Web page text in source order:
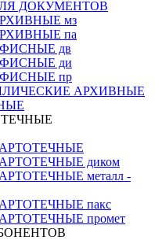
ДОКУМЕНТОВ
мз
па
дв
ди
пр
АРХИВНЫЕ
диком
металл -
пакс
промет